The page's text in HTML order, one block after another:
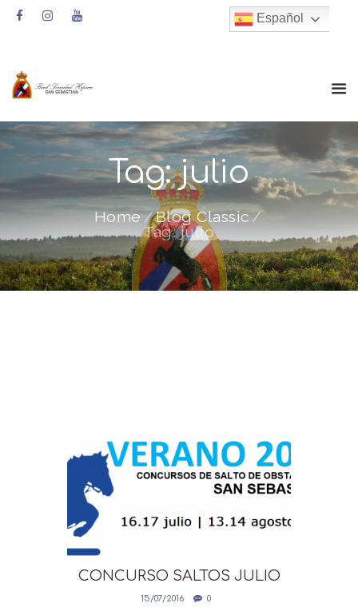
Tag: julio
Home
Blog Classic
Tag: julio
CONCURSO SALTOS JULIO
CLASIFICACIONES
15/07/2016 0
Español